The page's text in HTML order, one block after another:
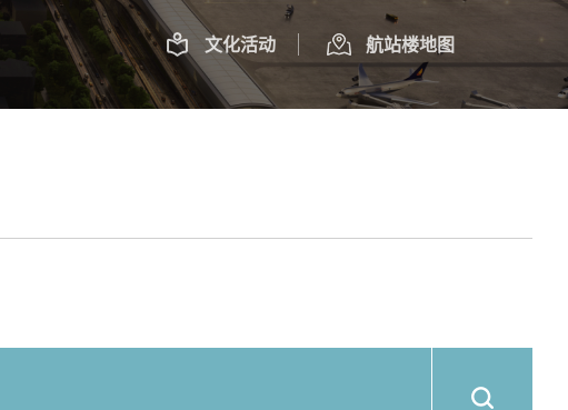
文化活动 航站楼地图